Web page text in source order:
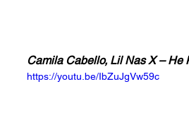
Camila Cabello, Lil Nas X – He
https://youtu.be/IbZuJgVw59c